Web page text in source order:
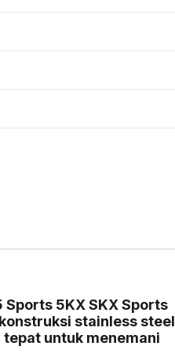
5KX SKX Sports
stainless steel
untuk menemani